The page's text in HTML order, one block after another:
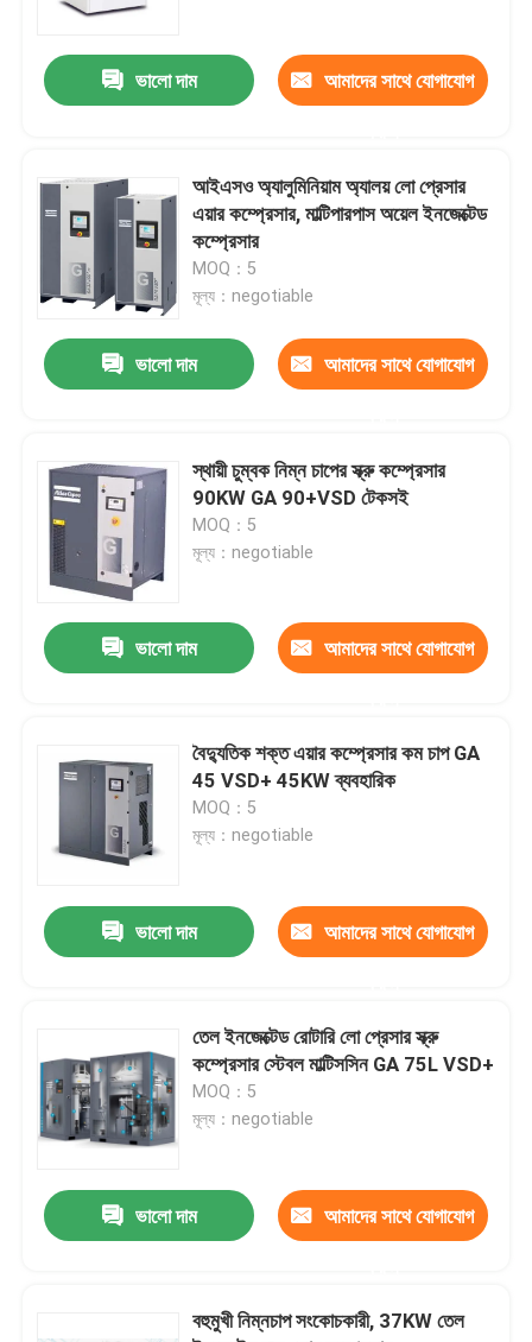
ভালো দাম আমাদের সাথে যোগাযোগ
আইএসও অ্যালুমিনিয়াম অ্যালয় লো প্রেসার
এয়ার কম্প্রেসার, মাল্টিপারপাস অয়েল ইনজেক্টেড
কম্প্রেসার
MOQ：5
মূল্য：negotiable
ভালো দাম আমাদের সাথে যোগাযোগ
স্থায়ী চুম্বক নিম্ন চাপের স্ক্রু কম্প্রেসার
90KW GA 90+VSD টেকসই
MOQ：5
মূল্য：negotiable
ভালো দাম আমাদের সাথে যোগাযোগ
বৈদ্যুতিক শক্ত এয়ার কম্প্রেসার কম চাপ GA
45 VSD+ 45KW ব্যবহারিক
MOQ：5
মূল্য：negotiable
ভালো দাম আমাদের সাথে যোগাযোগ
তেল ইনজেক্টেড রোটারি লো প্রেসার স্ক্রু
কম্প্রেসার স্টেবল মাল্টিসসিন GA 75L VSD+
MOQ：5
মূল্য：negotiable
ভালো দাম আমাদের সাথে যোগাযোগ
বহুমুখী নিম্নচাপ সংকোচকারী, 37KW তেল